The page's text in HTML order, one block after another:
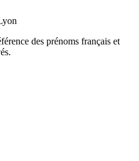
des prénoms français et